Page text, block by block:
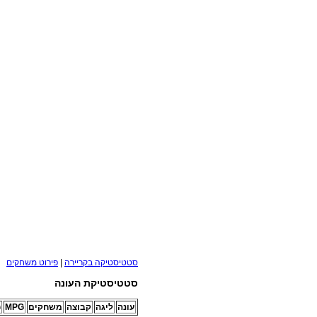
סטטיסטיקה בקריירה פירוט משחקים
סטטיסטיקת העונה
עונה ליגה קבוצה משחקים MPG